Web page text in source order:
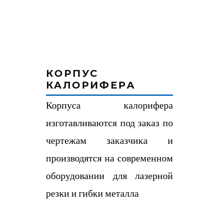
КОРПУС
КАЛОРИФЕРА
Корпуса калорифера
изготавливаются под заказ по
чертежам заказчика и
производятся на современном
оборудовании для лазерной
резки и гибки металла